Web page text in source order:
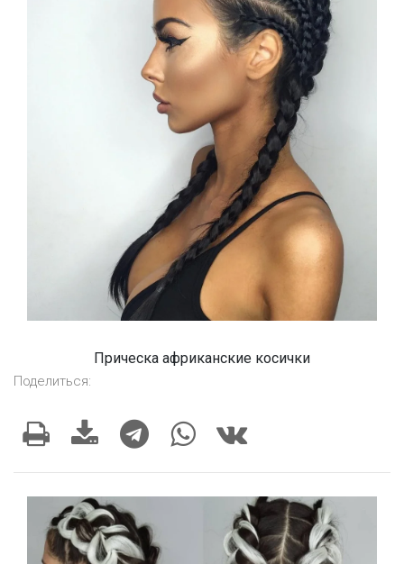
Прическа африканские косички
Поделиться: